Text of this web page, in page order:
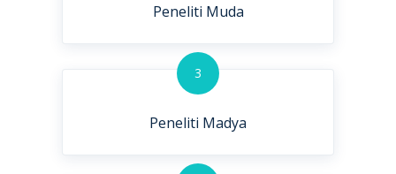
Peneliti Muda
3
Peneliti Madya